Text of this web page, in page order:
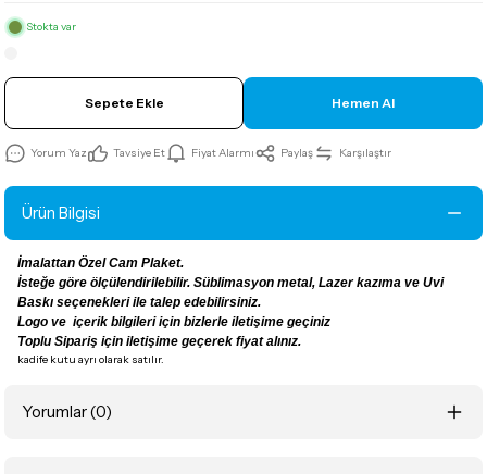
Stokta var
Sepete Ekle Hemen Al
Yorum Yaz Tavsiye Et Fiyat Alarmı Paylaş Karşılaştır
Ürün Bilgisi
İmalattan Özel Cam Plaket.
İsteğe göre ölçülendirilebilir. Süblimasyon metal, Lazer kazıma ve Uvi
Baskı seçenekleri ile talep edebilirsiniz.
Logo ve içerik bilgileri için bizlerle iletişime geçiniz
Toplu Sipariş için iletişime geçerek fiyat alınız.
kadife kutu ayrı olarak satılır.
Yorumlar (0)